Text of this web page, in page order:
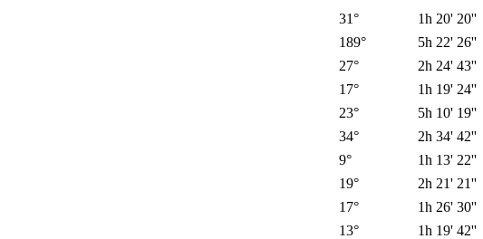
31°
1h 20' 20''
189°
5h 22' 26''
27°
2h 24' 43''
17°
1h 19' 24''
23°
5h 10' 19''
34°
2h 34' 42''
9°
1h 13' 22''
19°
2h 21' 21''
17°
1h 26' 30''
13°
1h 19' 42''